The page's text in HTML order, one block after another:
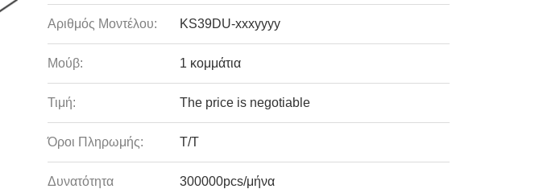
Αριθμός Μοντέλου: KS39DU-xxxyyyy
Μούβ: 1 κομμάτια
Τιμή: The price is negotiable
Όροι Πληρωμής: T/T
Δυνατότητα
300000pcs/μήνα